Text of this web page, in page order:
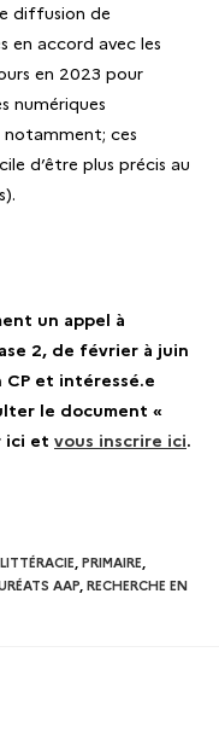
diffusion de
en accord avec les
en 2023 pour
numériques
notamment; ces
d’être plus précis au
un appel à
2, de février à juin
CP et intéressé.e
le document «
ici et vous inscrire ici.
LITTÉRACIE PRIMAIRE
AAP RECHERCHE EN